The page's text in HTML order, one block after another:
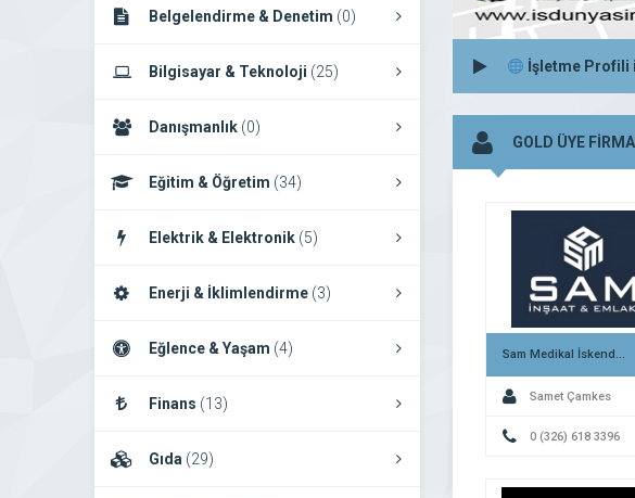
Belgelendirme & Denetim (0)
Bilgisayar & Teknoloji (25)
Danışmanlık (0)
Eğitim & Öğretim (34)
Elektrik & Elektronik (5)
Enerji & İklimlendirme (3)
Eğlence & Yaşam (4)
Finans (13)
Gıda (29)
İşletme Profili
GOLD ÜYE
Sam Medikal İskenderun
Samet Çamkes
0 (326) 618 3396